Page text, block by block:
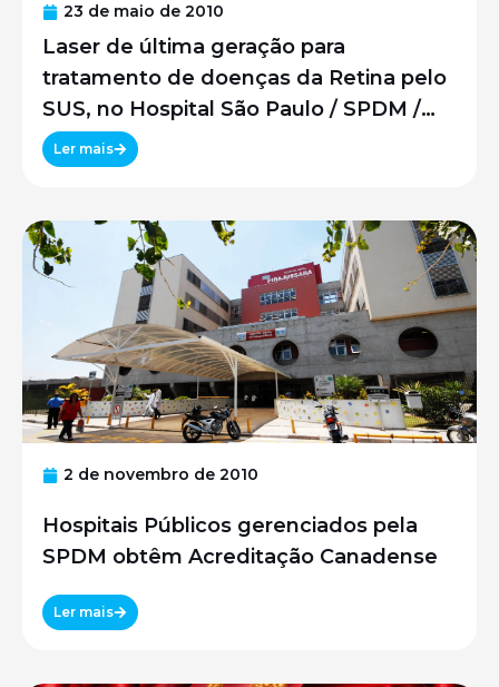
23 de maio de 2010
Laser de última geração para
tratamento de doenças da Retina pelo
SUS, no Hospital São Paulo / SPDM /
UNIFESP
Ler mais
2 de novembro de 2010
Hospitais Públicos gerenciados pela
SPDM obtêm Acreditação Canadense
Ler mais